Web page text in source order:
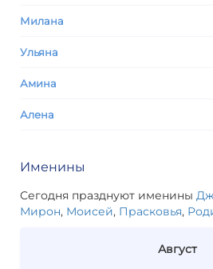
Милана
Ульяна
Амина
Алена
Именины
Сегодня празднуют именины
Мирон, Моисей, Прасковья,
Август